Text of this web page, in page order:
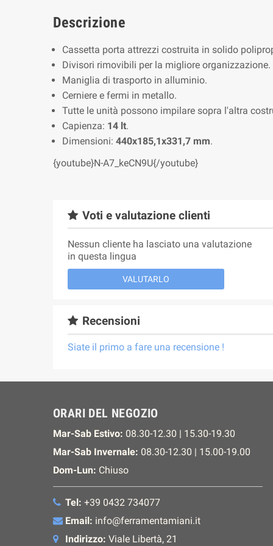
Descrizione
Cassetta porta attrezzi costruita in solido
Divisori rimovibili per la migliore organizzazione.
Maniglia di trasporto in alluminio.
Cerniere e fermi in metallo.
Tutte le unità possono impilare sopra l'altra
Capienza: 14 lt.
Dimensioni: 440x185,1x331,7 mm.
{youtube}N-A7_keCN9U{/youtube}
Voti e valutazione clienti
Nessun cliente ha lasciato una valutazione
in questa lingua
VALUTARLO
Recensioni
Siate il primo a fare una recensione !
ORARI DEL NEGOZIO
Mar-Sab Estivo: 08.30-12.30 | 15.30-19.30
Mar-Sab Invernale: 08.30-12.30 | 15.00-19.00
Dom-Lun: Chiuso
Tel: +39 0432 734077
Email: info@ferramentamiani.it
Indirizzo: Viale Libertà, 21